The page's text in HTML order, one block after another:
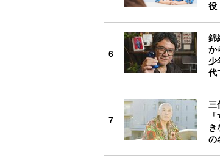
役
6
錦
か
少
代
7
三
き
の